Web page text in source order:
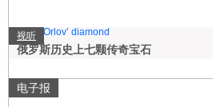
视听
俄罗斯历史上七颗传奇宝石
电子报